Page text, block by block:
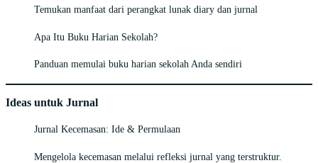
Temukan manfaat dari perangkat lunak diary dan jurnal
Apa Itu Buku Harian Sekolah?
Panduan memulai buku harian sekolah Anda sendiri
Ideas untuk Jurnal
Jurnal Kecemasan: Ide & Permulaan
Mengelola kecemasan melalui refleksi jurnal yang terstruktur.